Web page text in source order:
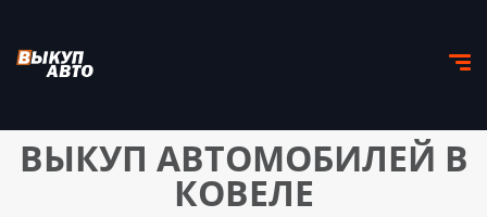
ВЫКУП АВТОМОБИЛЕЙ В
КОВЕЛЕ